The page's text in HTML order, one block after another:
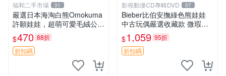
福和二手市場 31
嚴選日本海淘白熊Omokuma
許願娃娃，超萌可愛毛絨公仔
推薦收藏 白熊 Omokuma 毛
絨玩具 偽裝娃娃 玩具擺飾
$470 88折
折扣碼
影視動漫CD專輯DVD 57
Bieber比伯安撫綠色熊娃娃
中古玩偶嚴選收藏款 微瑕輕
度使用 Bieber綠熊娃娃 中古
玩偶 微瑕
$1,059 95折
折扣碼